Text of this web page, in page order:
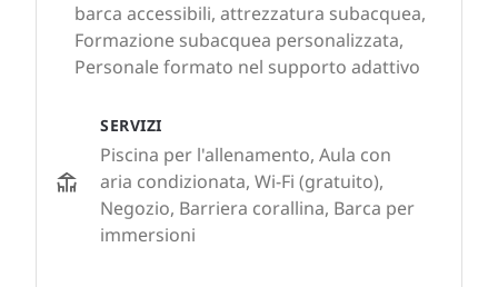
barca accessibili, attrezzatura subacquea,
Formazione subacquea personalizzata,
Personale formato nel supporto adattivo
SERVIZI
Piscina per l'allenamento, Aula con
aria condizionata, Wi-Fi (gratuito),
Negozio, Barriera corallina, Barca per
immersioni